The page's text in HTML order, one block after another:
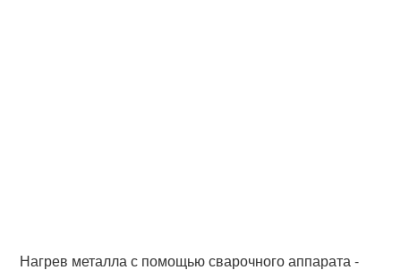
Нагрев металла с помощью сварочного аппарата -